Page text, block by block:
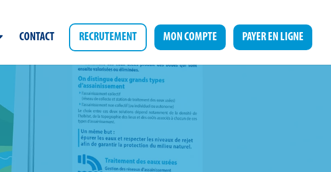
CONTACT RECRUTEMENT MON COMPTE PAYER EN LIGNE